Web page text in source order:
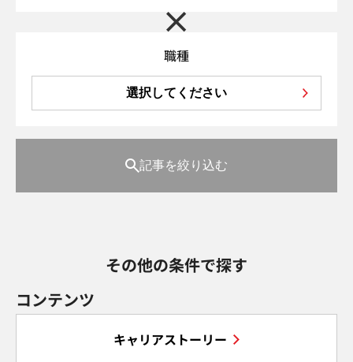
職種
選択してください
記事を絞り込む
その他の条件で探す
コンテンツ
キャリアストーリー